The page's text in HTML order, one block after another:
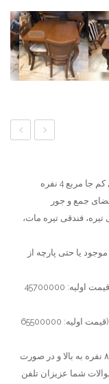
چوبی
4 نفره
فندقی تیره مات،
یا حتی پارچه از
قیمت سرویس ٤ نفره با تخفیف: 43500000 تومان (قیمت اولیه: 45700000
قیمت سرویس 6 نفره با تخفیف: 62000000 تومان (قیمت اولیه: 65500000
شما عزيزان براي اطلاع از قيمت سرويس ٦ نفره يا ٨ نفره به بالا و در صورت
شما عزیزان تلفن